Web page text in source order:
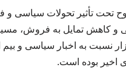
تحت تأثیر تحولات سیاسی و
و کاهش تمایل به فروش،
به اخبار سیاسی و بیم
اخیر بوده است.